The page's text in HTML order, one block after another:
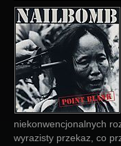
niekonwencjonalnych
wyrazisty przekaz, co